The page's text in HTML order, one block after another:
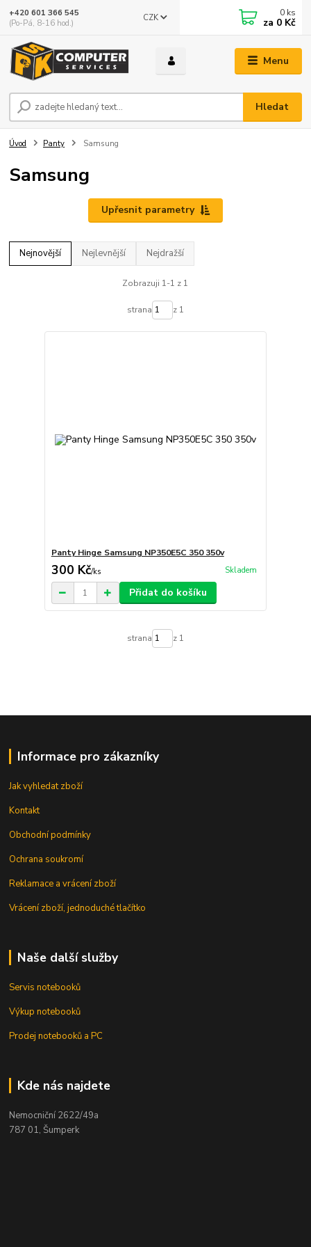
Menu
CZK
Hledat
+420 601 366 545
(Po-Pá, 8-16 hod.)
0 ks
za 0 Kč
Úvod Panty Samsung
Samsung
Upřesnit parametry
Nejnovější Nejlevnější Nejdražší
Zobrazuji 1-1 z 1
strana z 1
Panty Hinge Samsung NP350E5C 350 350v
300 Kč/ks Skladem
Přidat do košíku
strana z 1
Informace pro zákazníky
Jak vyhledat zboží
Kontakt
Obchodní podmínky
Ochrana soukromí
Reklamace a vrácení zboží
Vrácení zboží, jednoduché tlačítko
Naše další služby
Servis notebooků
Výkup notebooků
Prodej notebooků a PC
Kde nás najdete
Nemocniční 2622/49a
787 01, Šumperk